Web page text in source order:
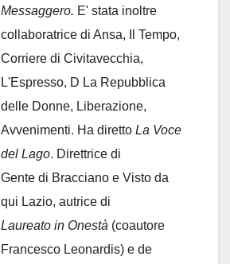
Messaggero. E' stata inoltre
collaboratrice di Ansa, Il Tempo,
Corriere di Civitavecchia,
L'Espresso, D La Repubblica
delle Donne, Liberazione,
Avvenimenti. Ha diretto La Voce
del Lago. Direttrice di
Gente di Bracciano e Visto da
qui Lazio, autrice di
Laureato in Onestà (coautore
Francesco Leonardis) e de